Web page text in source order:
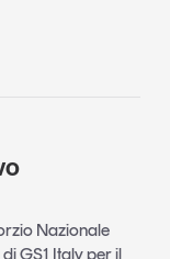
Nazionale
GS1 Italy per il